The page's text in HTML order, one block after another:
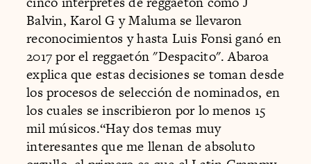
Balvin, Karol G y Maluma se llevaron
reconocimientos y hasta Luis Fonsi ganó en
2017 por el reggaetón "Despacito". Abaroa
explica que estas decisiones se toman desde
los procesos de selección de nominados, en
los cuales se inscribieron por lo menos 15
mil músicos.“Hay dos temas muy
interesantes que me llenan de absoluto